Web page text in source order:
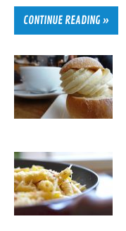
CONTINUE READING »